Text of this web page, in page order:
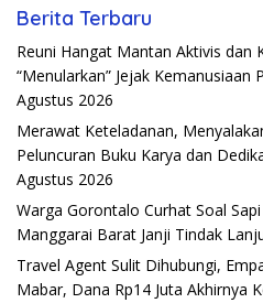
Berita Terbaru
Reuni Hangat Mantan Aktivis dan
“Menularkan” Jejak Kemanusiaan
Agustus 2026
Merawat Keteladanan,
Peluncuran Buku Karya dan
Agustus 2026
Warga Gorontalo Curhat Soal
Manggarai Barat Janji Tindak
Travel Agent Sulit Dihubungi,
Mabar, Dana Rp14 Juta Akhirnya